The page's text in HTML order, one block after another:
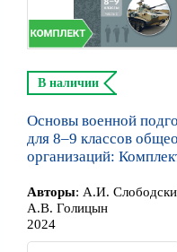
В наличии
Основы военной
для 8–9 классов
организаций:
Авторы: А.И.
А.В. Голицын
2024